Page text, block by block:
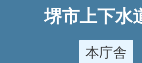
堺市上下水
本庁舎